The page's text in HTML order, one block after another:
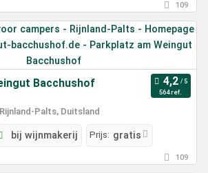
109
Bacchushof
564 ref.
Palts, Duitsland
bij wijnmakerij Prijs: gratis
109